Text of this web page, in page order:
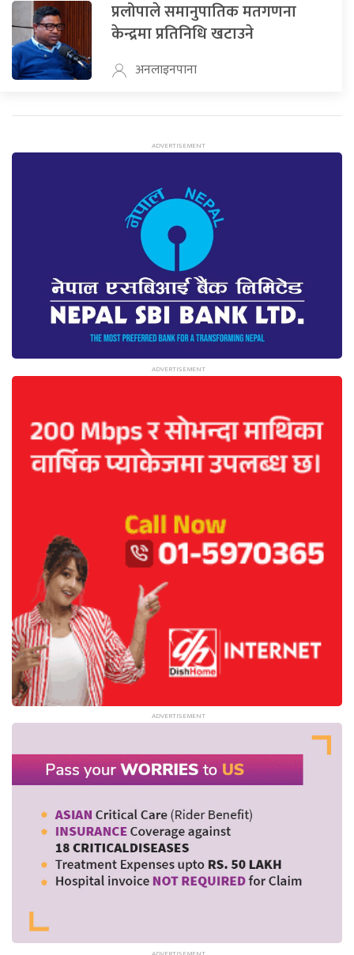
प्रलोपाले समानुपातिक मतगणना
केन्द्रमा प्रतिनिधि खटाउने
अनलाइनपाना